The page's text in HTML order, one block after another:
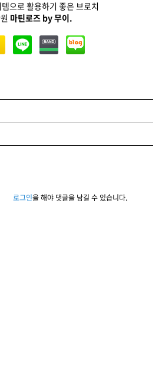
으로 활용하기 좋은 브로치
마틴로즈 by 무이.
로그인을 해야 댓글을 남길 수 있습니다.